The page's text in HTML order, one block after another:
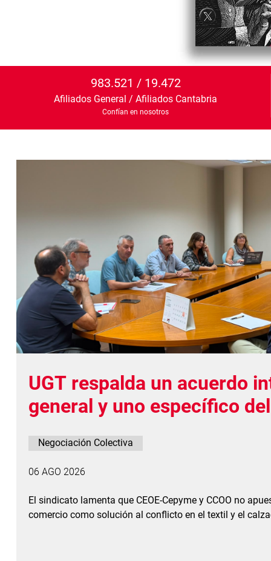
983.521 / 19.472
Afiliados General / Afiliados Cantabria
Confían en nosotros
UGT respalda un acuerdo
general y uno específico
Negociación Colectiva
06 AGO 2026
El sindicato lamenta que CEOE-Cepyme y CCOO no
comercio como solución al conflicto en el textil y el